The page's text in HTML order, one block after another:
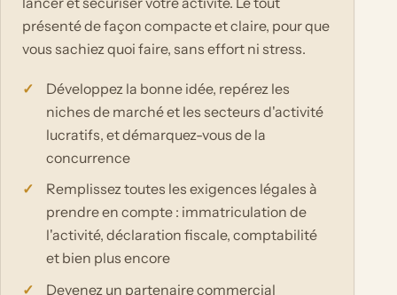
présenté de façon compacte et claire, pour que
vous sachiez quoi faire, sans effort ni stress.
Développez la bonne idée, repérez les
niches de marché et les secteurs d'activité
lucratifs, et démarquez-vous de la
concurrence
Remplissez toutes les exigences légales à
prendre en compte : immatriculation de
l'activité, déclaration fiscale, comptabilité
et bien plus encore
Devenez un partenaire commercial